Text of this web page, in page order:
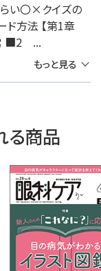
らい〇×クイズの
ド方法 【第1章
■2 ...
もっと見る
る商品